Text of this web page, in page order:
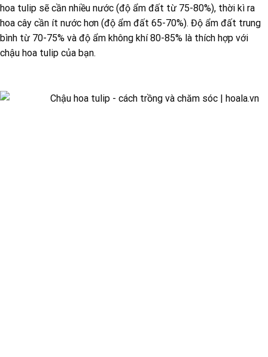
hoa tulip sẽ cần nhiều nước (độ ẩm đất từ 75-80%), thời kì ra
hoa cây cần ít nước hơn (độ ẩm đất 65-70%). Độ ẩm đất trung
bình từ 70-75% và độ ẩm không khí 80-85% là thích hợp với
chậu hoa tulip của bạn.